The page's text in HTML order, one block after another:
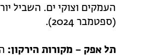
העמקים וצוקי ים. השביל
(ספטמבר 2024).
תל אפק – מקורות הירקון: